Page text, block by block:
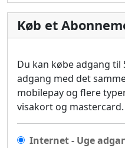
Køb et
Du kan købe adgang til
adgang med det
mobilepay og flere
visakort og mastercard.
Internet - Uge